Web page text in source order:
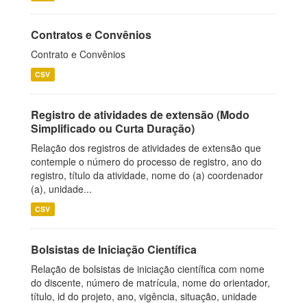
Contratos e Convênios
Contrato e Convênios
CSV
Registro de atividades de extensão (Modo
Simplificado ou Curta Duração)
Relação dos registros de atividades de extensão que
contemple o número do processo de registro, ano do
registro, título da atividade, nome do (a) coordenador
(a), unidade...
CSV
Bolsistas de Iniciação Científica
Relação de bolsistas de iniciação científica com nome
do discente, número de matrícula, nome do orientador,
título, id do projeto, ano, vigência, situação, unidade